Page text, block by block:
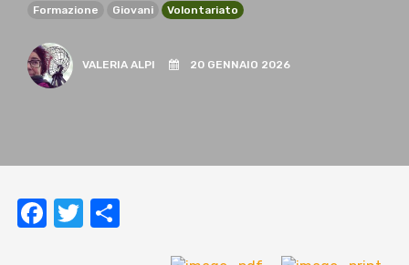
Formazione Giovani Volontariato
VALERIA ALPI 20 GENNAIO 2026
Facebook
Twitter